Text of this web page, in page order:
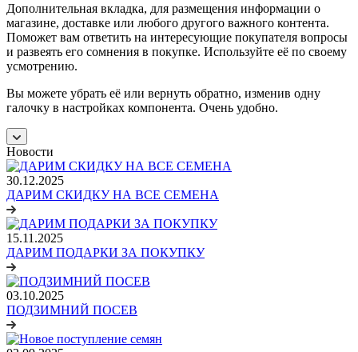
Дополнительная вкладка, для размещения информации о
магазине, доставке или любого другого важного контента.
Поможет вам ответить на интересующие покупателя вопросы
и развеять его сомнения в покупке. Используйте её по своему
усмотрению.
Вы можете убрать её или вернуть обратно, изменив одну
галочку в настройках компонента. Очень удобно.
Новости
30.12.2025
ДАРИМ СКИДКУ НА ВСЕ СЕМЕНА
15.11.2025
ДАРИМ ПОДАРКИ ЗА ПОКУПКУ
03.10.2025
ПОДЗИМНИЙ ПОСЕВ